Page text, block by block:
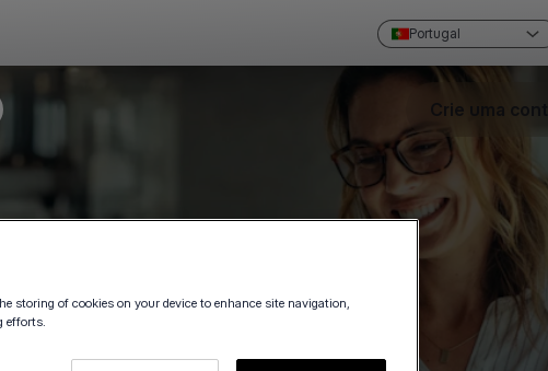
Portugal
Crie uma conta
storing of cookies on your device to enhance site navigation,
efforts.